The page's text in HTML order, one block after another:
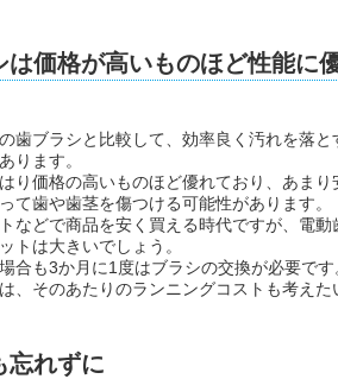
は価格が高いものほど性能に
歯ブラシと比較して、効率良く汚れを落
ります。
り価格の高いものほど優れており、あま
て歯や歯茎を傷つける可能性があります。
などで商品を安く買える時代ですが、電
トは大きいでしょう。
合も3か月に1度はブラシの交換が必要です
、そのあたりのランニングコストも考えた
忘れずに